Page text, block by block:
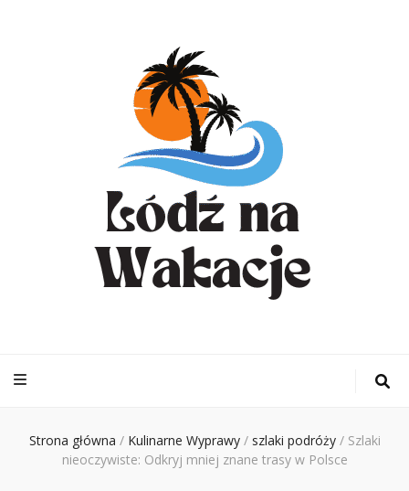
– Turystyka
Ciebie
Strona główna / Kulinarne Wyprawy / szlaki podróży / Szlaki
nieoczywiste: Odkryj mniej znane trasy w Polsce